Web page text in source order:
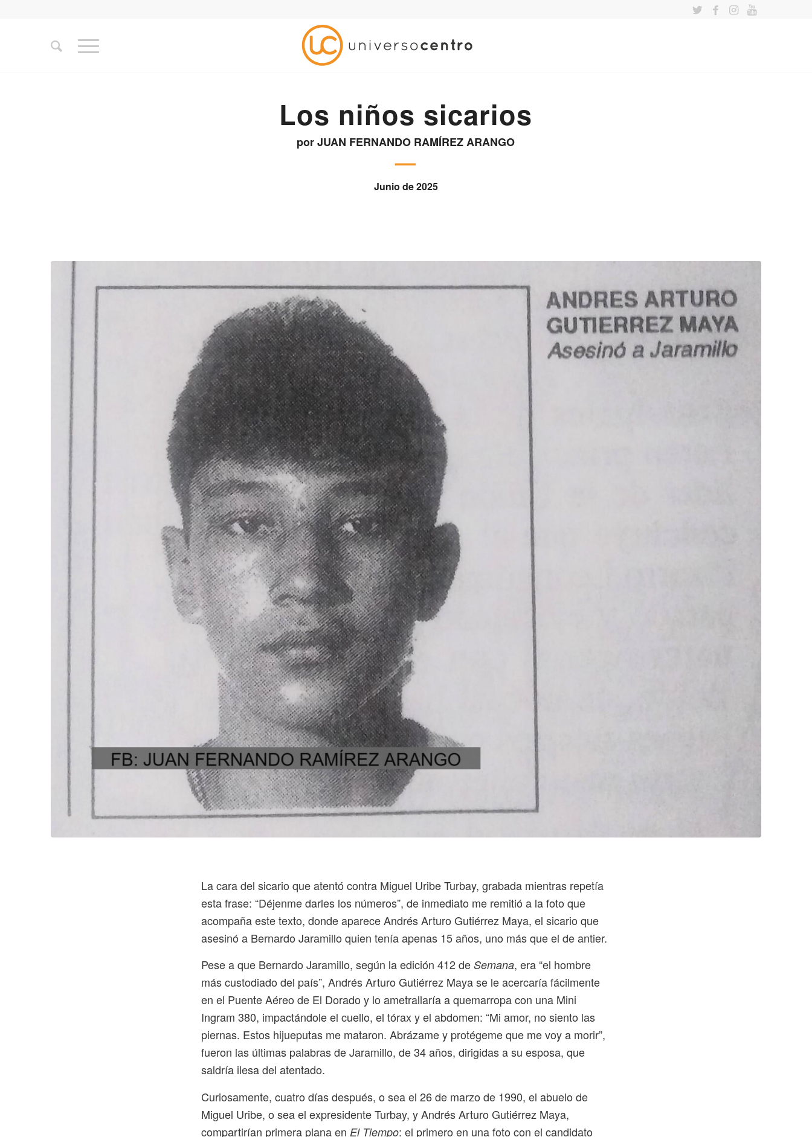
Los niños sicarios
por JUAN FERNANDO RAMÍREZ ARANGO
—
Junio de 2025
La cara del sicario que atentó contra Miguel Uribe Turbay, grabada mientras repetía
esta frase: “Déjenme darles los números”, de inmediato me remitió a la foto que
acompaña este texto, donde aparece Andrés Arturo Gutiérrez Maya, el sicario que
asesinó a Bernardo Jaramillo quien tenía apenas 15 años, uno más que el de antier.
Pese a que Bernardo Jaramillo, según la edición 412 deSemana, era “el hombre
más custodiado del país”, Andrés Arturo Gutiérrez Maya se le acercaría fácilmente
en el Puente Aéreo de El Dorado y lo ametrallaría a quemarropa con una Mini
Ingram 380, impactándole el cuello, el tórax y el abdomen: “Mi amor, no siento las
piernas. Estos hijueputas me mataron. Abrázame y protégeme que me voy a morir”,
fueron las últimas palabras de Jaramillo, de 34 años, dirigidas a su esposa, que
saldría ilesa del atentado.
Curiosamente, cuatro días después, o sea el 26 de marzo de 1990, el abuelo de
Miguel Uribe, o sea el expresidente Turbay, y Andrés Arturo Gutiérrez Maya,
compartirían primera plana en El Tiempo: el primero en una foto con el candidato